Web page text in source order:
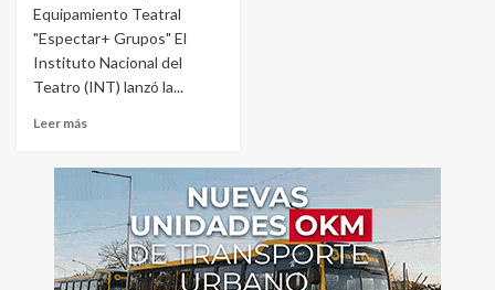
Equipamiento Teatral
"Espectar+ Grupos" El
Instituto Nacional del
Teatro (INT) lanzó la...
Leer más